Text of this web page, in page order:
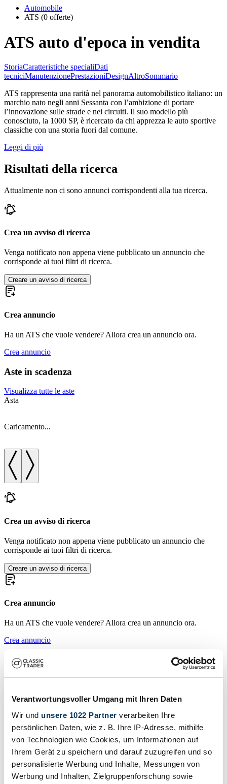
Verantwortungsvoller Umgang mit Ihren Daten
Wir und unsere 1022 Partner verarbeiten Ihre
persönlichen Daten, wie z. B. Ihre IP-Adresse, mithilfe
von Technologien wie Cookies, um Informationen auf
Ihrem Gerät zu speichern und darauf zuzugreifen und so
personalisierte Werbung und Inhalte, Messungen von
Werbung und Inhalten, Zielgruppenforschung sowie
Automobile
ATS (0 offerte)
ATS auto d'epoca in vendita
StoriaCaratteristiche specialiDati
tecniciManutenzionePrestazioniDesignAltroSommario
ATS rappresenta una rarità nel panorama automobilistico italiano: un
marchio nato negli anni Sessanta con l’ambizione di portare
l’innovazione sulle strade e nei circuiti. Il suo modello più
conosciuto, la 1000 SP, è ricercato da chi apprezza le auto sportive
classiche con una storia fuori dal comune.
Leggi di più
Risultati della ricerca
Attualmente non ci sono annunci corrispondenti alla tua ricerca.
Crea un avviso di ricerca
Venga notificato non appena viene pubblicato un annuncio che
corrisponde ai tuoi filtri di ricerca.
Creare un avviso di ricerca
Crea annuncio
Ha un ATS che vuole vendere? Allora crea un annuncio ora.
Crea annuncio
Aste in scadenza
Visualizza tutte le aste
Asta
Caricamento...
Crea un avviso di ricerca
Venga notificato non appena viene pubblicato un annuncio che
corrisponde ai tuoi filtri di ricerca.
Creare un avviso di ricerca
Crea annuncio
Ha un ATS che vuole vendere? Allora crea un annuncio ora.
Crea annuncio
Storia di ATS: L’ambizione
dell’automobilismo italiano degli anni ’60
L’ATS (Automobili Turismo e Sport) nasce nel 1962 grazie ad
alcuni ex tecnici Ferrari, tra cui Carlo Chiti e Giotto Bizzarrini, in
risposta a divergenze con Enzo Ferrari. L’obiettivo era sviluppare
vetture competitive sia su strada sia nelle competizioni
automobilistiche, proponendo soluzioni tecniche all’avanguardia per
l’epoca.
Evoluzione dei modelli ATS
Nel breve arco di vita del marchio, ATS propone la 1000 SP come